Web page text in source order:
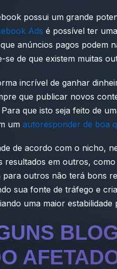
possui um grande
Ads é possível ter
anúncios pagos podem
de que existem muitas
incrível de ganhar
que publicar novos
que isto seja feito de
um autoresponder de boa
de acordo com o nicho,
resultados em outros,
outros não terá bons
sua fonte de tráfego e
uma maior estabilidade